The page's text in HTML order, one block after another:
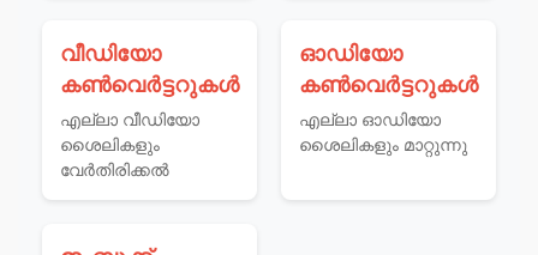
വീഡിയോ
കൺവെർട്ടറുകൾ
എല്ലാ വീഡിയോ
ശൈലികളും
വേര്‍തിരിക്കല്‍
ഓഡിയോ
കൺവെർട്ടറുകൾ
എല്ലാ ഓഡിയോ
ശൈലികളും മാറ്റുന്നു